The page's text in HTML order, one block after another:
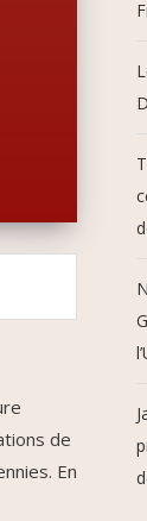
de
En